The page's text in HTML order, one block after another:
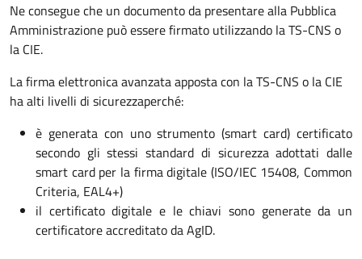
Ne consegue che un documento da presentare alla Pubblica
Amministrazione può essere firmato utilizzando la TS-CNS o
la CIE.
La firma elettronica avanzata apposta con la TS-CNS o la CIE
ha alti livelli di sicurezzaperché:
è generata con uno strumento (smart card) certificato
secondo gli stessi standard di sicurezza adottati dalle
smart card per la firma digitale (ISO/IEC 15408, Common
Criteria, EAL4+)
il certificato digitale e le chiavi sono generate da un
certificatore accreditato da AgID.